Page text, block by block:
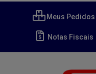
Meus Pedidos
Notas Fiscais